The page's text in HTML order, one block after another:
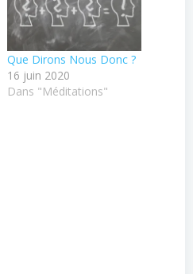
Que Dirons Nous Donc ?
16 juin 2020
Dans "Méditations"